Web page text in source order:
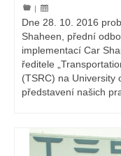
|
Dne 28. 10. 2016
Shaheen, přední
implementací Car
ředitele
(TSRC) na University
představení našich